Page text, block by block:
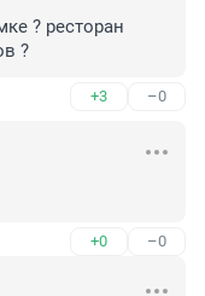
? ресторан
?
+3 –0
+0 –0